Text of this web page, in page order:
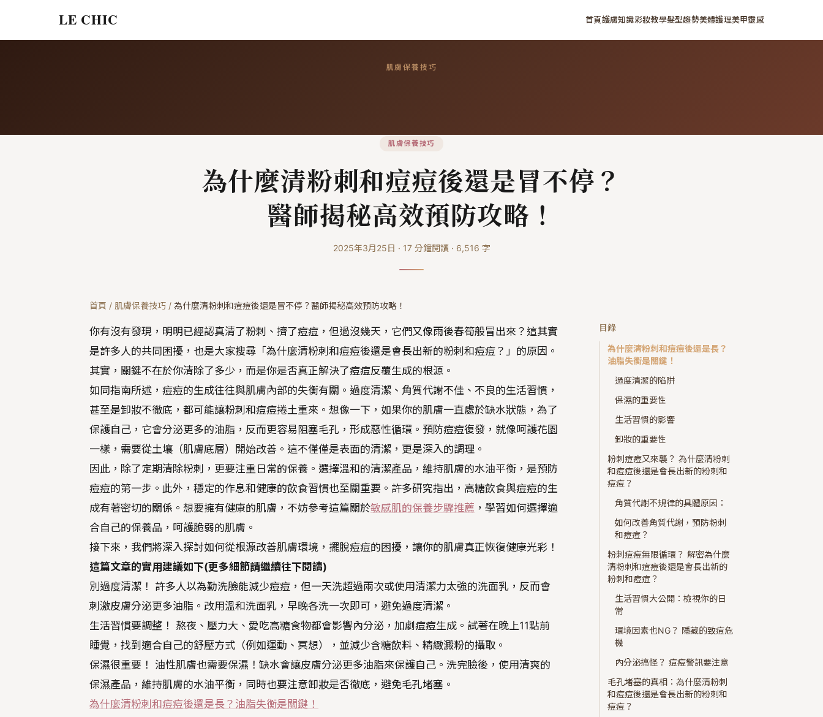
LE CHIC 首頁護膚知識彩妝教學髮型趨勢美體護理美甲靈感
肌膚保養技巧
肌膚保養技巧
為什麼清粉刺和痘痘後還是冒不停？
醫師揭秘高效預防攻略！
2025年3月25日 · 17分鐘閱讀· 6,516 字
首頁 / 肌膚保養技巧 / 為什麼清粉刺和痘痘後還是冒不停？醫師揭秘高效預防攻略！
你有沒有發現，明明已經認真清了粉刺、擠了痘痘，但過沒幾天，它們又像雨後春筍般冒出來？這其實
是許多人的共同困擾，也是大家搜尋「為什麼清粉刺和痘痘後還是會長出新的粉刺和痘痘？」的原因。
其實，關鍵不在於你清除了多少，而是你是否真正解決了痘痘反覆生成的根源。
如同指南所述，痘痘的生成往往與肌膚內部的失衡有關。過度清潔、角質代謝不佳、不良的生活習慣，
甚至是卸妝不徹底，都可能讓粉刺和痘痘捲土重來。想像一下，如果你的肌膚一直處於缺水狀態，為了
保護自己，它會分泌更多的油脂，反而更容易阻塞毛孔，形成惡性循環。預防痘痘復發，就像呵護花園
一樣，需要從土壤（肌膚底層）開始改善。這不僅僅是表面的清潔，更是深入的調理。
因此，除了定期清除粉刺，更要注重日常的保養。選擇溫和的清潔產品，維持肌膚的水油平衡，是預防
痘痘的第一步。此外，穩定的作息和健康的飲食習慣也至關重要。許多研究指出，高糖飲食與痘痘的生
成有著密切的關係。想要擁有健康的肌膚，不妨參考這篇關於敏感肌的保養步驟推薦 ，學習如何選擇適
合自己的保養品，呵護脆弱的肌膚。
接下來，我們將深入探討如何從根源改善肌膚環境，擺脫痘痘的困擾，讓你的肌膚真正恢復健康光彩！
這篇文章的實用建議如下(更多細節請繼續往下閱讀)
別過度清潔！ 許多人以為勤洗臉能減少痘痘，但一天洗超過兩次或使用清潔力太強的洗面乳，反而會
刺激皮膚分泌更多油脂。改用溫和洗面乳，早晚各洗一次即可，避免過度清潔。
生活習慣要調整！ 熬夜、壓力大、愛吃高糖食物都會影響內分泌，加劇痘痘生成。試著在晚上11點前
睡覺，找到適合自己的舒壓方式（例如運動、冥想），並減少含糖飲料、精緻澱粉的攝取。
保濕很重要！ 油性肌膚也需要保濕！缺水會讓皮膚分泌更多油脂來保護自己。洗完臉後，使用清爽的
保濕產品，維持肌膚的水油平衡，同時也要注意卸妝是否徹底，避免毛孔堵塞。
為什麼清粉刺和痘痘後還是長？油脂失衡是關鍵！
目錄
為什麼清粉刺和痘痘後還是長？
油脂失衡是關鍵！
過度清潔的陷阱
保濕的重要性
生活習慣的影響
卸妝的重要性
粉刺痘痘又來襲？ 為什麼清粉刺
和痘痘後還是會長出新的粉刺和
痘痘？
角質代謝不規律的具體原因：
如何改善角質代謝，預防粉刺
和痘痘？
粉刺痘痘無限循環？ 解密為什麼
清粉刺和痘痘後還是會長出新的
粉刺和痘痘？
生活習慣大公開：檢視你的日
常
環境因素也NG？ 隱藏的致痘危
機
內分泌搞怪？ 痘痘警訊要注意
毛孔堵塞的真相：為什麼清粉刺
和痘痘後還是會長出新的粉刺和
痘痘？